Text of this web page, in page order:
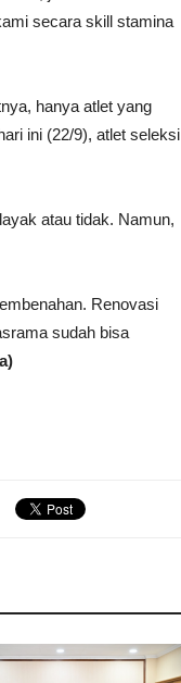
secara skill stamina
hanya atlet yang
ini (22/9), atlet seleksi
atau tidak. Namun,
Renovasi
sudah bisa